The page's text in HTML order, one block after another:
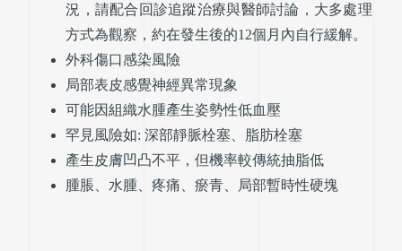
況，請配合回診追蹤治療與醫師討論，大多處理
方式為觀察，約在發生後的12個月內自行緩解。
外科傷口感染風險
局部表皮感覺神經異常現象
可能因組織水腫產生姿勢性低血壓
罕見風險如: 深部靜脈栓塞、脂肪栓塞
產生皮膚凹凸不平，但機率較傳統抽脂低
腫脹、水腫、疼痛、瘀青、局部暫時性硬塊